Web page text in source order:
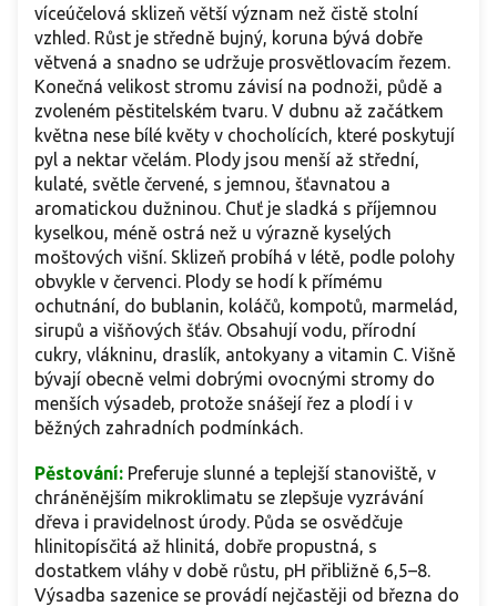
víceúčelová sklizeň větší význam než čistě stolní
vzhled. Růst je středně bujný, koruna bývá dobře
větvená a snadno se udržuje prosvětlovacím řezem.
Konečná velikost stromu závisí na podnoži, půdě a
zvoleném pěstitelském tvaru. V dubnu až začátkem
května nese bílé květy v chocholících, které poskytují
pyl a nektar včelám. Plody jsou menší až střední,
kulaté, světle červené, s jemnou, šťavnatou a
aromatickou dužninou. Chuť je sladká s příjemnou
kyselkou, méně ostrá než u výrazně kyselých
moštových višní. Sklizeň probíhá v létě, podle polohy
obvykle v červenci. Plody se hodí k přímému
ochutnání, do bublanin, koláčů, kompotů, marmelád,
sirupů a višňových šťáv. Obsahují vodu, přírodní
cukry, vlákninu, draslík, antokyany a vitamin C. Višně
bývají obecně velmi dobrými ovocnými stromy do
menších výsadeb, protože snášejí řez a plodí i v
běžných zahradních podmínkách.
Pěstování: Preferuje slunné a teplejší stanoviště, v
chráněnějším mikroklimatu se zlepšuje vyzrávání
dřeva i pravidelnost úrody. Půda se osvědčuje
hlinitopísčitá až hlinitá, dobře propustná, s
dostatkem vláhy v době růstu, pH přibližně 6,5–8.
Výsadba sazenice se provádí nejčastěji od března do